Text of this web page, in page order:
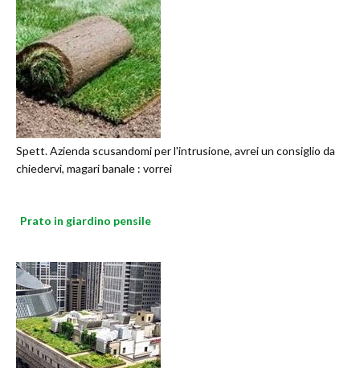
Spett. Azienda scusandomi per l'intrusione, avrei un consiglio da
chiedervi, magari banale : vorrei
Prato in giardino pensile